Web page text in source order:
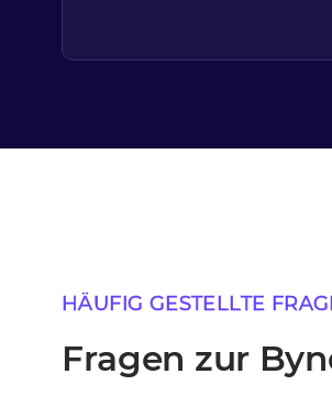
HÄUFIG GESTELLTE
Fragen zur